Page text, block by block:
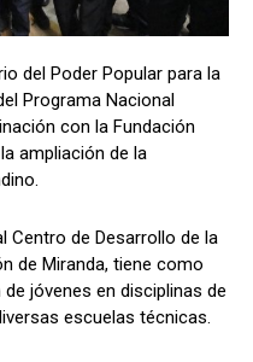
del Poder Popular para la
Programa Nacional
con la Fundación
ampliación de la
Centro de Desarrollo de la
de Miranda, tiene como
jóvenes en disciplinas de
escuelas técnicas.